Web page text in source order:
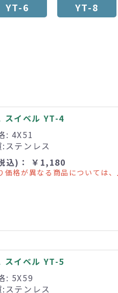
YT-6 YT-8
スイベル YT-4
: 4X51
ステンレス
込)： ￥1,180
価格が異なる商品については
スイベル YT-5
: 5X59
ステンレス